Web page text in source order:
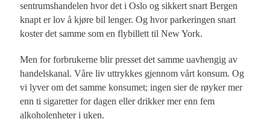
sentrumshandelen hvor det i Oslo og sikkert snart Bergen
knapt er lov å kjøre bil lenger. Og hvor parkeringen snart
koster det samme som en flybillett til New York.
Men for forbrukerne blir presset det samme uavhengig av
handelskanal. Våre liv uttrykkes gjennom vårt konsum. Og
vi lyver om det samme konsumet; ingen sier de røyker mer
enn ti sigaretter for dagen eller drikker mer enn fem
alkoholenheter i uken.